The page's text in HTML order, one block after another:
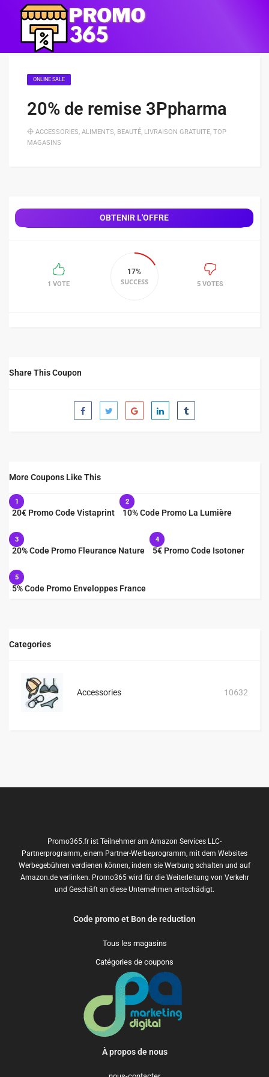
ONLINE SALE
20% de remise 3Ppharma
ACCESSORIES, ALIMENTS, BEAUTÉ, LIVRAISON GRATUITE, TOP
MAGASINS
OBTENIR L'OFFRE
1 VOTE
17%
SUCCESS 5 VOTES
Share This Coupon
More Coupons Like This
1
20€ Promo Code Vistaprint
2
10% Code Promo La Lumière
3
20% Code Promo Fleurance Nature
4
5€ Promo Code Isotoner
5
5% Code Promo Enveloppes France
Categories
Accessories 10632
Promo365.fr ist Teilnehmer am Amazon Services LLC-
Partnerprogramm, einem Partner-Werbeprogramm, mit dem Websites
Werbegebühren verdienen können, indem sie Werbung schalten und auf
Amazon.de verlinken. Promo365 wird für die Weiterleitung von Verkehr
und Geschäft an diese Unternehmen entschädigt.
Code promo et Bon de reduction
Tous les magasins
Catégories de coupons
À propos de nous